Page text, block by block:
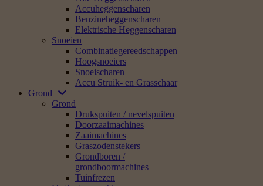
Accuheggenscharen
Benzineheggenscharen
Elektrische Heggenscharen
Snoeien
Combinatiegereedschappen
Hoogsnoeiers
Snoeischaren
Accu Struik- en Grasschaar
Grond
Grond
Drukspuiten / nevelspuiten
Doorzaaimachines
Zaaimachines
Graszodenstekers
Grondboren /
grondboormachines
Tuinfrezen